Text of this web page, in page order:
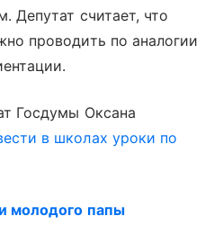
Депутат считает, что
проводить по аналогии
Госдумы Оксана
в школах уроки по
молодого папы